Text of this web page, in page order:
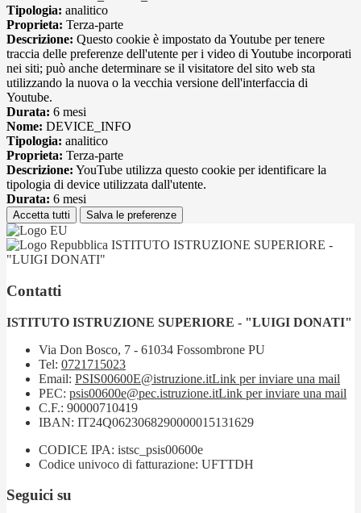
Tipologia: analitico
Proprieta: Terza-parte
Descrizione: Questo cookie è impostato da Youtube per tenere
traccia delle preferenze dell'utente per i video di Youtube incorporati
nei siti; può anche determinare se il visitatore del sito web sta
utilizzando la nuova o la vecchia versione dell'interfaccia di
Youtube.
Durata: 6 mesi
Nome: DEVICE_INFO
Tipologia: analitico
Proprieta: Terza-parte
Descrizione: YouTube utilizza questo cookie per identificare la
tipologia di device utilizzata dall'utente.
Durata: 6 mesi
Accetta tutti Salva le preferenze
ISTITUTO ISTRUZIONE SUPERIORE -
"LUIGI DONATI"
Contatti
ISTITUTO ISTRUZIONE SUPERIORE - "LUIGI DONATI"
Via Don Bosco, 7 - 61034 Fossombrone PU
Tel: 0721715023
Email: PSIS00600E@istruzione.itLink per inviare una mail
PEC: psis00600e@pec.istruzione.itLink per inviare una mail
C.F.: 90000710419
IBAN: IT24Q0623068290000015131629
CODICE IPA: istsc_psis00600e
Codice univoco di fatturazione: UFTTDH
Seguici su